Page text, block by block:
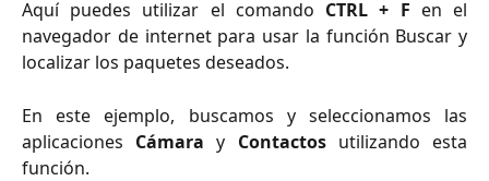
Aquí puedes utilizar el comando CTRL + F en el
navegador de internet para usar la función Buscar y
localizar los paquetes deseados.
En este ejemplo, buscamos y seleccionamos las
aplicaciones Cámaray Contactos utilizando esta
función.